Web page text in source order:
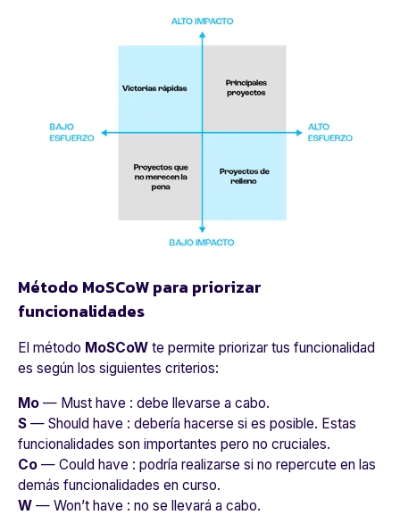
Método MoSCoW para priorizar
funcionalidades
El método MoSCoW te permite priorizar tus funcionalidad
es según los siguientes criterios:
Mo — Must have : debe llevarse a cabo.
S — Should have : debería hacerse si es posible. Estas
funcionalidades son importantes pero no cruciales.
Co — Could have : podría realizarse si no repercute en las
demás funcionalidades en curso.
W — Won’t have : no se llevará a cabo.